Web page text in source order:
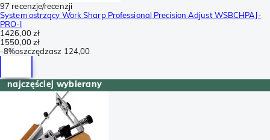
97 recenzje/recenzji
System ostrzący Work Sharp Professional Precision Adjust WSBCHPAJ-
PRO-I
1426,00 zł
1550,00 zł
-8%oszczędzasz 124,00
najczęściej wybierany